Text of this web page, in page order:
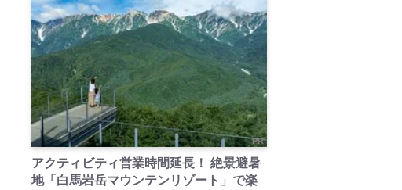
PR
アクティビティ営業時間延長！ 絶景避暑
地「白馬岩岳マウンテンリゾート」で楽